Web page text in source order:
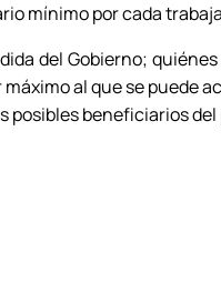
mínimo por cada
del Gobierno;
al que se puede
posibles beneficiarios